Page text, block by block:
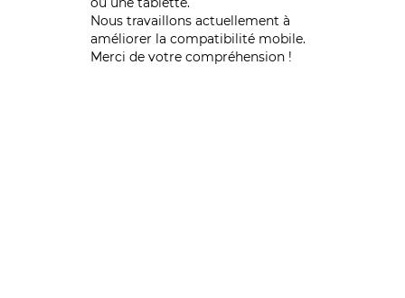
Nous travaillons actuellement à
améliorer la compatibilité mobile.
Merci de votre compréhension !